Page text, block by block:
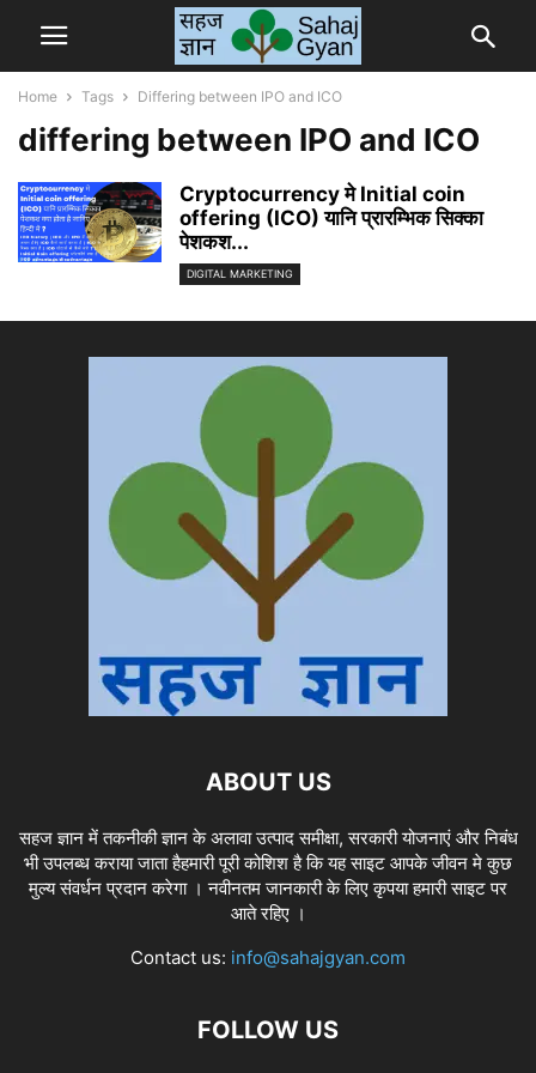
Home Tags Differing between IPO and ICO
differing between IPO and ICO
Cryptocurrency मे Initial coin
offering (ICO) यानि प्रारम्भिक सिक्का
पेशकश...
DIGITAL MARKETING
ABOUT US
सहज ज्ञान में तकनीकी ज्ञान के अलावा उत्पाद समीक्षा, सरकारी योजनाएं और निबंध
भी उपलब्ध कराया जाता हैहमारी पूरी कोशिश है कि यह साइट आपके जीवन मे कुछ
मुल्य संवर्धन प्रदान करेगा । नवीनतम जानकारी के लिए कृपया हमारी साइट पर
आते रहिए ।
Contact us: info@sahajgyan.com
FOLLOW US